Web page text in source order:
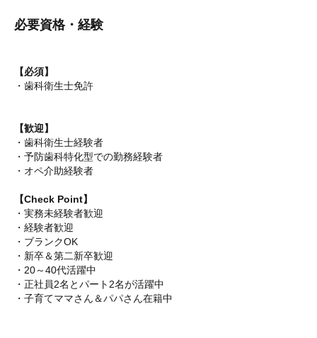
必要資格・経験
【必須】
・歯科衛生士免許
【歓迎】
・歯科衛生士経験者
・予防歯科特化型での勤務経験者
・オペ介助経験者
【Check Point】
・実務未経験者歓迎
・経験者歓迎
・ブランクOK
・新卒＆第二新卒歓迎
・20～40代活躍中
・正社員2名とパート2名が活躍中
・子育てママさん＆パパさん在籍中